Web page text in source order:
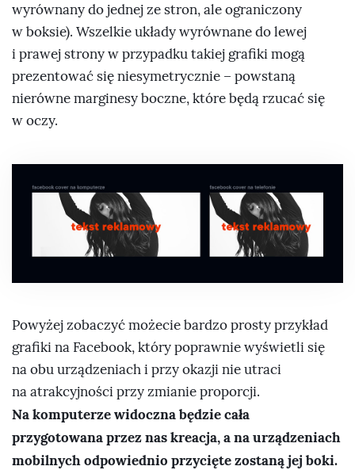
wyrównany do jednej ze stron, ale ograniczony
w boksie). Wszelkie układy wyrównane do lewej
i prawej strony w przypadku takiej grafiki mogą
prezentować się niesymetrycznie – powstaną
nierówne marginesy boczne, które będą rzucać się
w oczy.
Powyżej zobaczyć możecie bardzo prosty przykład
grafiki na Facebook, który poprawnie wyświetli się
na obu urządzeniach i przy okazji nie utraci
na atrakcyjności przy zmianie proporcji.
Na komputerze widoczna będzie cała
przygotowana przez nas kreacja, a na urządzeniach
mobilnych odpowiednio przycięte zostaną jej boki.